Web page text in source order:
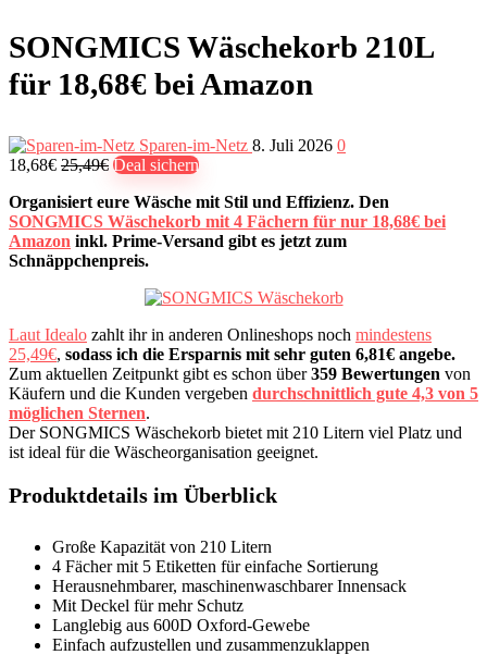
SONGMICS Wäschekorb 210L
für 18,68€ bei Amazon
Sparen-im-Netz 8. Juli 2026 0
18,68€ 25,49€ Deal sichern
Organisiert eure Wäsche mit Stil und Effizienz. Den
SONGMICS Wäschekorb mit 4 Fächern für nur 18,68€ bei
Amazon inkl. Prime-Versand gibt es jetzt zum
Schnäppchenpreis.
Laut Idealo zahlt ihr in anderen Onlineshops noch mindestens
25,49€, sodass ich die Ersparnis mit sehr guten 6,81€ angebe.
Zum aktuellen Zeitpunkt gibt es schon über359 Bewertungen von
Käufern und die Kunden vergeben durchschnittlich gute 4,3 von 5
möglichen Sternen.
Der SONGMICS Wäschekorb bietet mit 210 Litern viel Platz und
ist ideal für die Wäscheorganisation geeignet.
Produktdetails im Überblick
Große Kapazität von 210 Litern
4 Fächer mit 5 Etiketten für einfache Sortierung
Herausnehmbarer, maschinenwaschbarer Innensack
Mit Deckel für mehr Schutz
Langlebig aus 600D Oxford-Gewebe
Einfach aufzustellen und zusammenzuklappen